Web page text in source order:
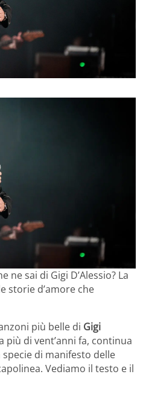
ne sai di Gigi D’Alessio? La
storie d’amore che
più belle di Gigi
più di vent’anni fa, continua
di manifesto delle
Vediamo il testo e il